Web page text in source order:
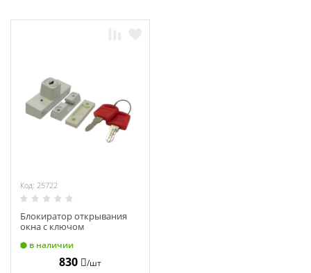
Код: 25722
Блокиратор открывания
окна с ключом
в наличии
830 /шт